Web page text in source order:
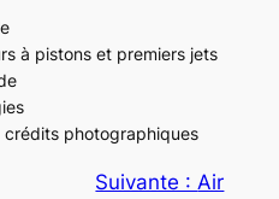
à pistons et premiers jets
crédits photographiques
Suivante : Air